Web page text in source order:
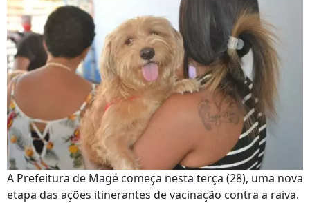
A Prefeitura de Magé começa nesta terça (28), uma nova
etapa das ações itinerantes de vacinação contra a raiva.